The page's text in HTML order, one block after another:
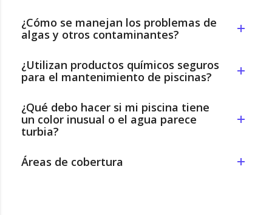
¿Cómo se manejan los problemas de
algas y otros contaminantes?
¿Utilizan productos químicos seguros
para el mantenimiento de piscinas?
¿Qué debo hacer si mi piscina tiene
un color inusual o el agua parece
turbia?
Áreas de cobertura